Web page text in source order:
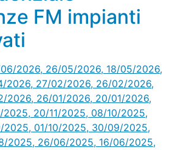
FM impianti